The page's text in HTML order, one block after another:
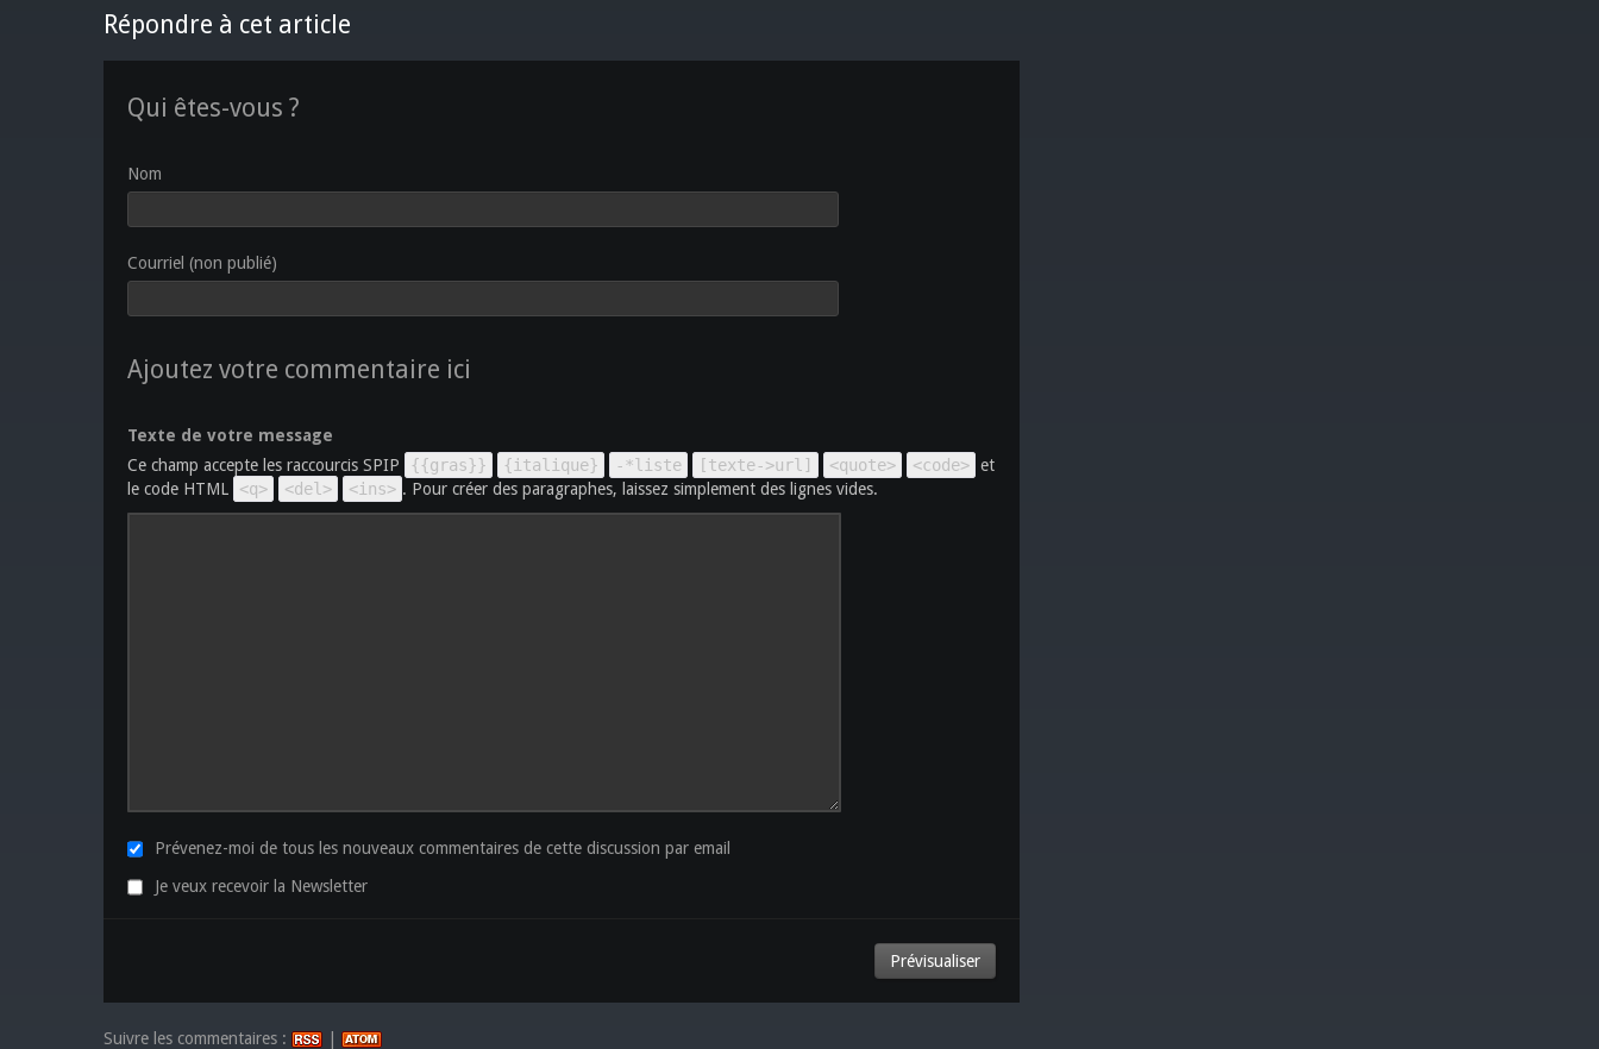
Répondre à cet article
Qui êtes-vous ?
Nom
Courriel (non publié)
Ajoutez votre commentaire ici
Texte de votre message
Ce champ accepte les raccourcis SPIP
{{gras}} {italique} -*liste [texte->url] <quote> <code> et
le code HTML
<q> <del> <ins> . Pour créer des paragraphes, laissez simplement des lignes vides.
Prévenez-moi de tous les nouveaux commentaires de cette discussion par email
Je veux recevoir la Newsletter
Suivre les commentaires :